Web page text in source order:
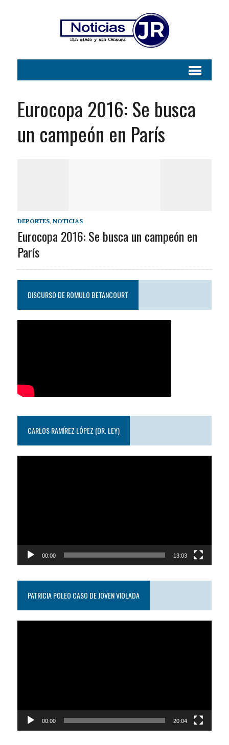
Eurocopa 2016: Se busca
un campeón en París
DEPORTES, NOTICIAS
Eurocopa 2016: Se busca un campeón en
París
DISCURSO DE ROMULO BETANCOURT
CARLOS RAMÍREZ LÓPEZ (DR. LEY)
00:00 13:03
PATRICIA POLEO CASO DE JOVEN VIOLADA
00:00 20:04